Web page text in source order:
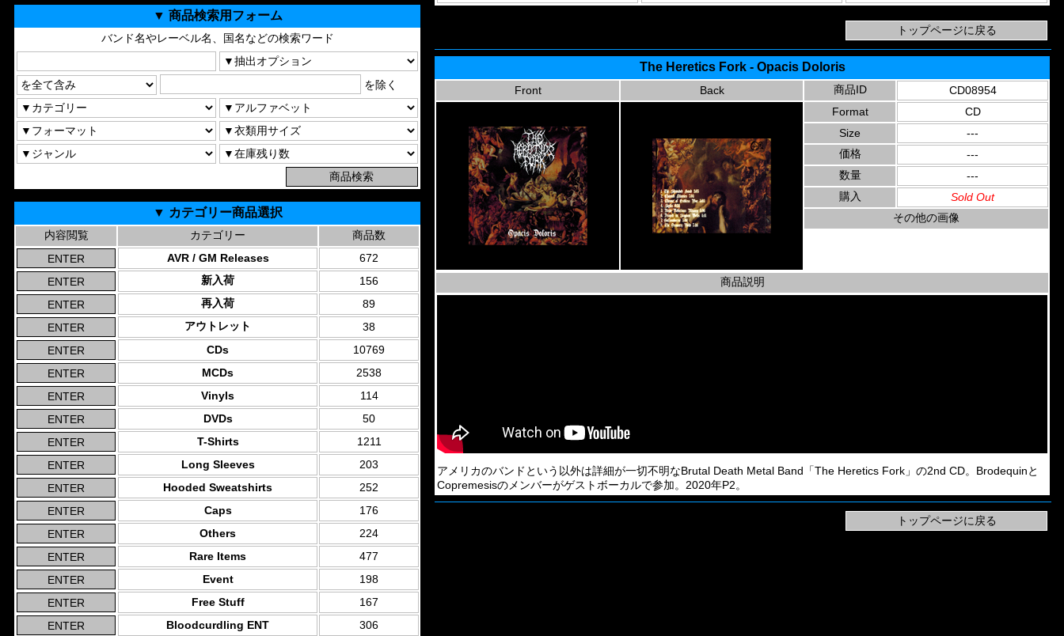
▼ 商品検索用フォーム
バンド名やレーベル名、国名などの検索ワード
を除く
▼ カテゴリー商品選択
内容閲覧 カテゴリー
商品数
AVR / GM Releases
672
新入荷
156
再入荷
89
アウトレット
38
CDs
10769
MCDs
2538
Vinyls
114
DVDs
50
T-Shirts
1211
Long Sleeves
203
Hooded Sweatshirts
252
Caps
176
Others
224
Rare Items
477
Event
198
Free Stuff
167
Bloodcurdling ENT
306
The Heretics Fork - Opacis Doloris
Front Back 商品ID
CD08954
Format
CD
Size
---
価格
---
数量
---
購入
Sold Out
その他の画像
商品説明
アメリカのバンドという以外は詳細が一切不明なBrutal Death Metal Band「The Heretics Fork」の2nd CD。Brodequinと
Copremesisのメンバーがゲストボーカルで参加。2020年P2。